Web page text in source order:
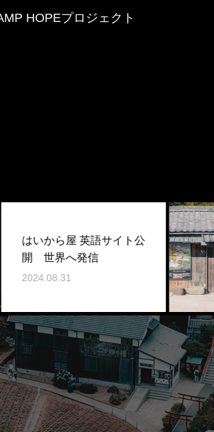
HOPEプロジェクト
英語サイト公
発信